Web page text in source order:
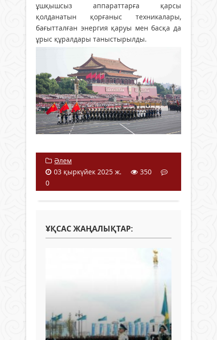
ұшқышсыз аппараттарға қарсы
қолданатын қорғаныс техникалары,
бағытталған энергия қаруы мен басқа да
ұрыс құралдары таныстырылды.
Әлем
03 қыркүйек 2025 ж.
350
0
ҰҚСАС ЖАҢАЛЫҚТАР: